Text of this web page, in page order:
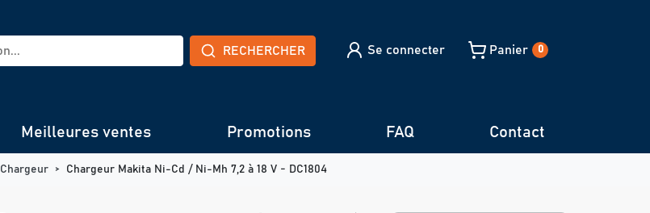
RECHERCHER Se connecter Panier 0
Meilleures ventes Promotions FAQ Contact
Chargeur Chargeur Makita Ni-Cd / Ni-Mh 7,2 à 18 V - DC1804